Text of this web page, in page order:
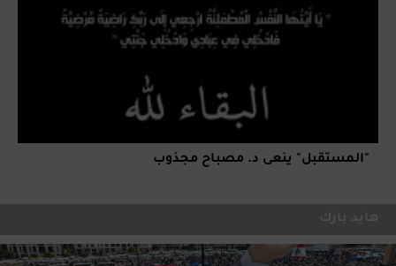
"المستقبل" ينعى د. مصباح مجذوب